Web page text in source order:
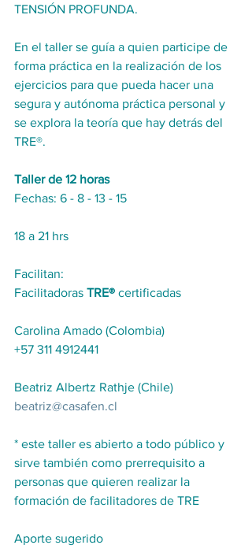
TENSIÓN PROFUNDA.
En el taller se guía a quien participe de
forma práctica en la realización de los
ejercicios para que pueda hacer una
segura y autónoma práctica personal y
se explora la teoría que hay detrás del
TRE®.
Taller de 12 horas
Fechas: 6 - 8 - 13 - 15
18 a 21 hrs
Facilitan:
Facilitadoras TRE® certificadas
Carolina Amado (Colombia)
+57 311 4912441
Beatriz Albertz Rathje (Chile)
beatriz@casafen.cl
* este taller es abierto a todo público y
sirve también como prerrequisito a
personas que quieren realizar la
formación de facilitadores de TRE
Aporte sugerido